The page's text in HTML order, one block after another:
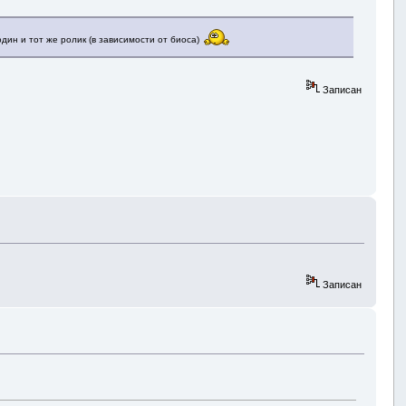
и тот же ролик (в зависимости от биоса)
Записан
Записан